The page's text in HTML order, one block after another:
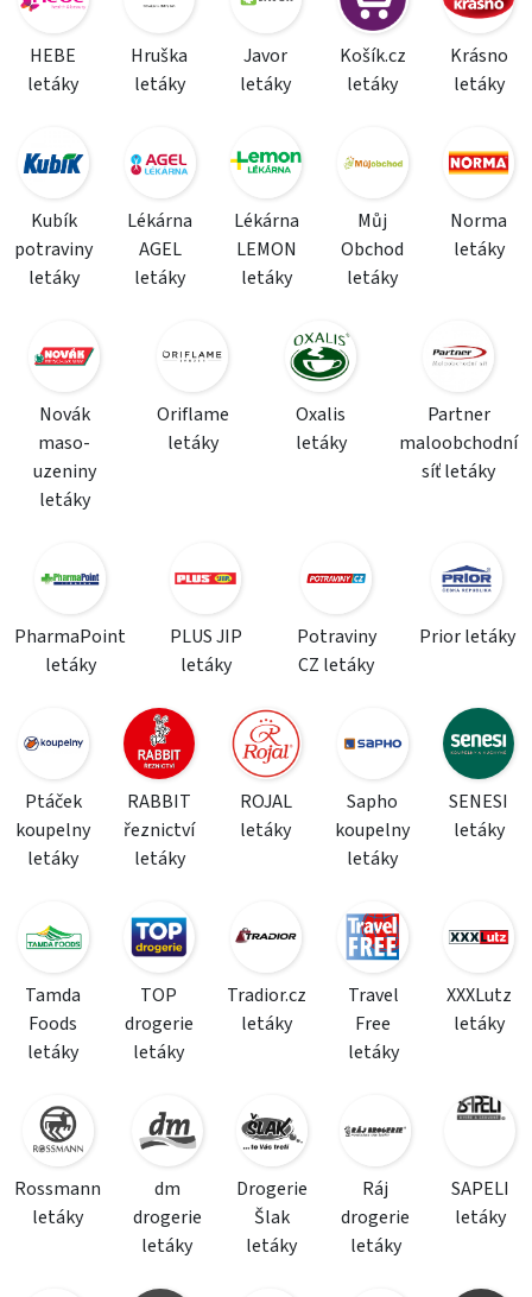
HEBE
letáky
Hruška
letáky
Javor
letáky
Košík.cz
letáky
Krásno
letáky
Kubík
potraviny
letáky
Lékárna
AGEL
letáky
Lékárna
LEMON
letáky
Můj
Obchod
letáky
Norma
letáky
Novák
maso-
uzeniny
letáky
Oriflame
letáky
Oxalis
letáky
Partner
maloobchodní
síť letáky
PharmaPoint
letáky
PLUS JIP
letáky
Potraviny
CZ letáky
Prior letáky
Ptáček
koupelny
letáky
RABBIT
řeznictví
letáky
ROJAL
letáky
Sapho
koupelny
letáky
SENESI
letáky
Tamda
Foods
letáky
TOP
drogerie
letáky
Tradior.cz
letáky
Travel
Free
letáky
XXXLutz
letáky
Rossmann
letáky
dm
drogerie
letáky
Drogerie
Šlak
letáky
Ráj
drogerie
letáky
SAPELI
letáky